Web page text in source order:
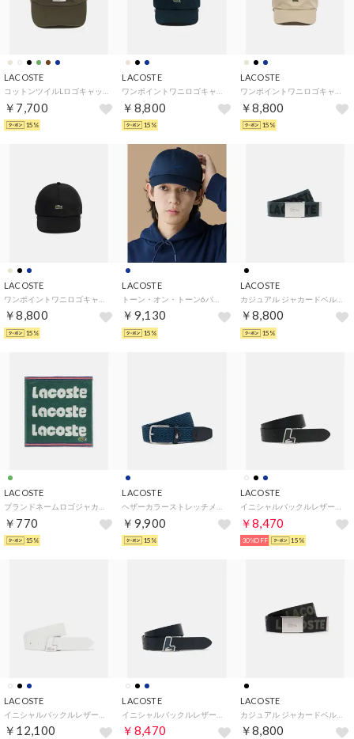
LACOSTE
￥7,700
15%
LACOSTE
￥8,800
15%
LACOSTE
￥8,800
15%
LACOSTE
￥8,800
15%
LACOSTE
￥9,130
15%
LACOSTE
カジュアル ジャカードベルト （ブラック×グリーン）
￥8,800
15%
LACOSTE
￥770
15%
LACOSTE
￥9,900
15%
LACOSTE
￥8,470
30%OFF 15%
LACOSTE
￥12,100
LACOSTE
￥8,470
LACOSTE
カジュアル ジャカードベルト （ブラック）
￥8,800